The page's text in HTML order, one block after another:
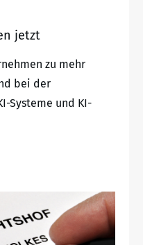
jetzt
zu mehr
bei der
Systeme und KI-